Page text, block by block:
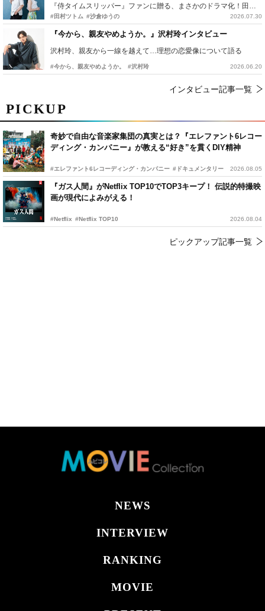
PICKUP
奇妙で自由な音楽家集団の真実とは？『エレファント6レコー
ディング・カンパニー』が教える“好き”を貫くDIY精神
#エレファント6レコーディング・カンパニー #ドキュメンタリー 2026.08.05
『ガス人間』がNetflix TOP10でTOP3キープ！ 伝説的特撮映
画が現代によみがえる！
#Netflix #Netflix TOP10 2026.08.04
ピックアップ記事一覧
『侍タイムスリッパー』ファンに贈る、まさかのドラマ化！田村ツトム×沙倉ゆうのが語る『心配無用ノ介』撮影秘話
#田村ツトム #沙倉ゆうの 2026.07.30
『今から、親友やめようか。』沢村玲インタビュー
沢村玲、親友から一線を越えて…理想の恋愛像について語る
#今から、親友やめようか。 #沢村玲 2026.06.20
インタビュー記事一覧
NEWS
INTERVIEW
RANKING
MOVIE